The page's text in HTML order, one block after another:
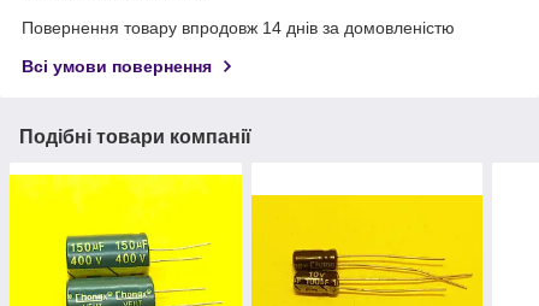
Повернення товару впродовж 14 днів за домовленістю
Всі умови повернення
Подібні товари компанії